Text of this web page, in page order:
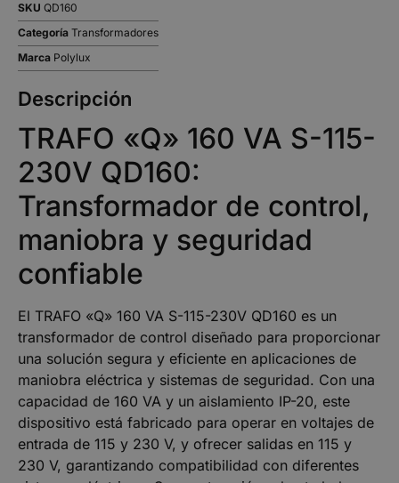
SKU QD160
Categoría Transformadores
Marca Polylux
Descripción
TRAFO «Q» 160 VA S-115-
230V QD160:
Transformador de control,
maniobra y seguridad
confiable
El TRAFO «Q» 160 VA S-115-230V QD160 es un
transformador de control diseñado para proporcionar
una solución segura y eficiente en aplicaciones de
maniobra eléctrica y sistemas de seguridad. Con una
capacidad de 160 VA y un aislamiento IP-20, este
dispositivo está fabricado para operar en voltajes de
entrada de 115 y 230 V, y ofrecer salidas en 115 y
230 V, garantizando compatibilidad con diferentes